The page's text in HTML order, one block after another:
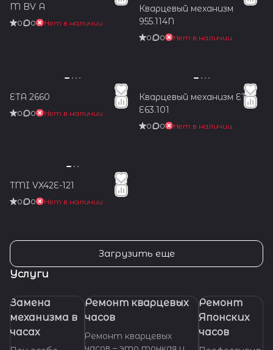
M BV A
0 0 Нет в наличии
Кварцевый механизм
955.114N
0 0 Нет в наличии
ETA 2660
0 0 Нет в наличии
Кварцевый механизм ETA
E63.101
0 0 Нет в наличии
TMI VX42E-121
0 0 Нет в наличии
Загрузить еще
Услуги
Замена
механизма в
часах
Ремонт кварцевых
часов
Ремонт кварцевых
Ремонт
Японских
часов